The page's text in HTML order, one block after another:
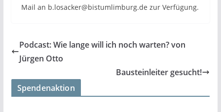
Mail an b.losacker@bistumlimburg.de zur Verfügung.
Podcast: Wie lange will ich noch warten? von
Jürgen Otto
Bausteinleiter gesucht!
Spendenaktion